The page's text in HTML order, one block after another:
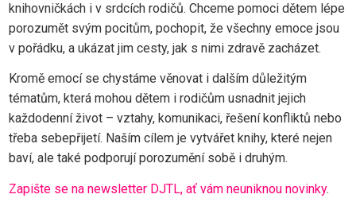
knihovničkách i v srdcích rodičů. Chceme pomoci dětem lépe
porozumět svým pocitům, pochopit, že všechny emoce jsou
v pořádku, a ukázat jim cesty, jak s nimi zdravě zacházet.
Kromě emocí se chystáme věnovat i dalším důležitým
tématům, která mohou dětem i rodičům usnadnit jejich
každodenní život – vztahy, komunikaci, řešení konfliktů nebo
třeba sebepřijetí. Naším cílem je vytvářet knihy, které nejen
baví, ale také podporují porozumění sobě i druhým.
Zapište se na newsletter DJTL, ať vám neuniknou novinky.